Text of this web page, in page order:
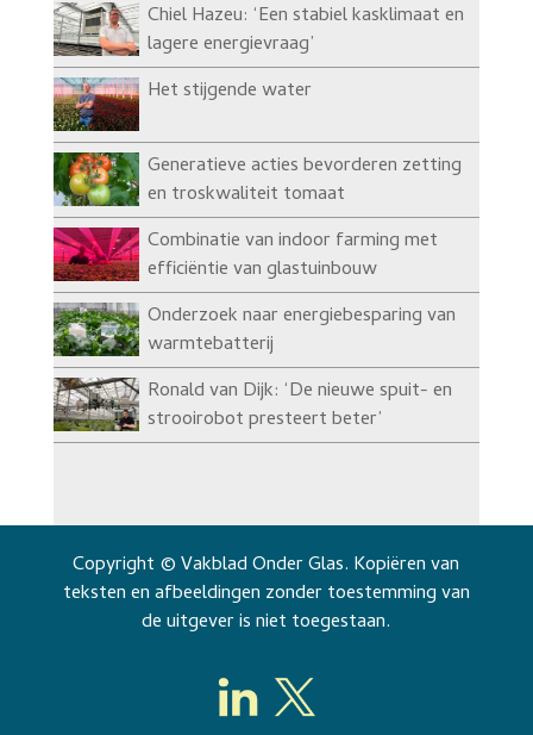
Chiel Hazeu: ‘Een stabiel kasklimaat en
lagere energievraag’
Het stijgende water
Generatieve acties bevorderen zetting
en troskwaliteit tomaat
Combinatie van indoor farming met
efficiëntie van glastuinbouw
Onderzoek naar energiebesparing van
warmtebatterij
Ronald van Dijk: ‘De nieuwe spuit- en
strooirobot presteert beter’
Copyright © Vakblad Onder Glas. Kopiëren van
teksten en afbeeldingen zonder toestemming van
de uitgever is niet toegestaan.